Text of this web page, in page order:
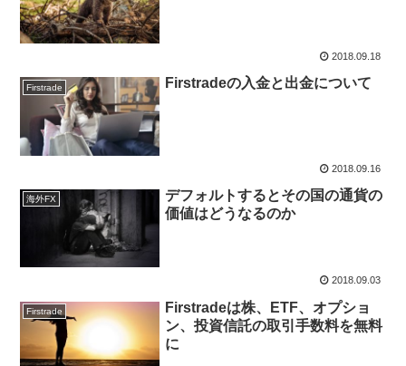
2018.09.18
Firstrade Firstradeの入金と出金について
2018.09.16
海外FX
デフォルトするとその国の通貨の
価値はどうなるのか
2018.09.03
Firstrade
Firstradeは株、ETF、オプショ
ン、投資信託の取引手数料を無料
に